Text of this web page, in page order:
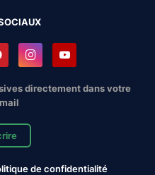
directement dans votre
de confidentialité